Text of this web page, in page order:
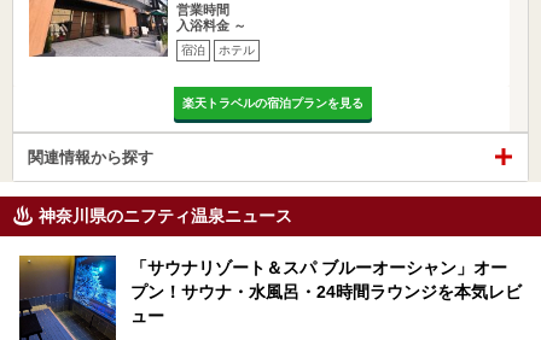
営業時間
入浴料金 ～
宿泊 ホテル
楽天トラベルの宿泊プランを見る
関連情報から探す
神奈川県のニフティ温泉ニュース
「サウナリゾート＆スパ ブルーオーシャン」オー
プン！サウナ・水風呂・24時間ラウンジを本気レビ
ュー